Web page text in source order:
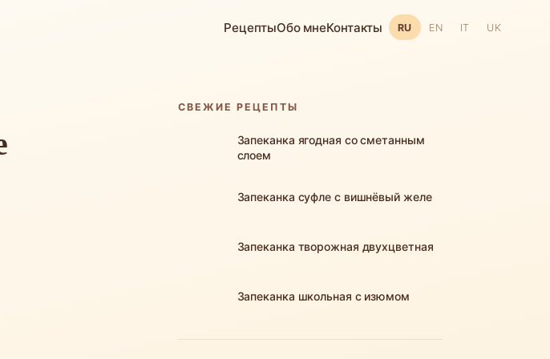
РецептыОбо мнеКонтакты RU EN IT UK
СВЕЖИЕ РЕЦЕПТЫ
Запеканка ягодная со сметанным
слоем
Запеканка суфле с вишнёвый желе
Запеканка творожная двухцветная
Запеканка школьная с изюмом